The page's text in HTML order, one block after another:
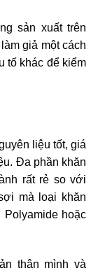
sản xuất trên
giả một cách
tố khác để kiểm
liệu tốt, giá
Đa phần khăn
rất rẻ so với
mà loại khăn
hoặc
thân mình và